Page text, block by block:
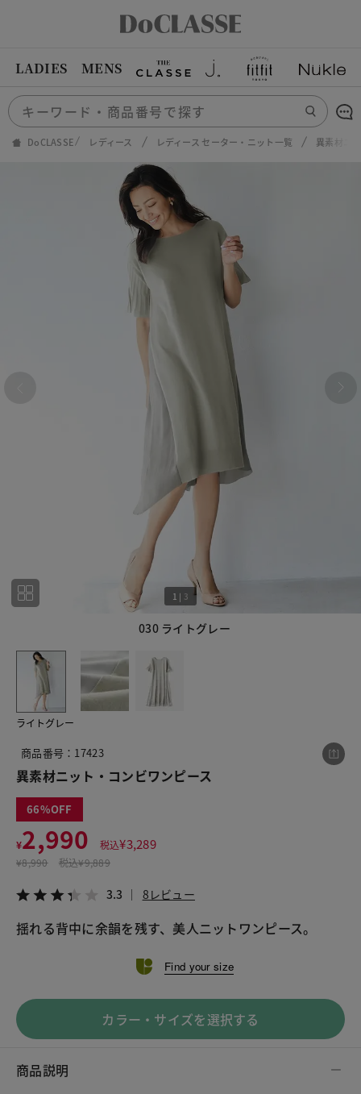
LADIES MENS
DoCLASSE レディース レディース セーター・ニット一覧 異素材ニ
030 ライトグレー
1 | 3
ライトグレー
商品番号：17423
異素材ニット・コンビワンピース
66
¥2,990 税込¥3,289
¥8,990 税込¥9,889
3.3 8レビュー
揺れる背中に余韻を残す、美人ニットワンピース。
Find your size
カラー・サイズを選択する
商品説明
この商品をシェアする
¥2,990 税込¥3,289
LINE メール